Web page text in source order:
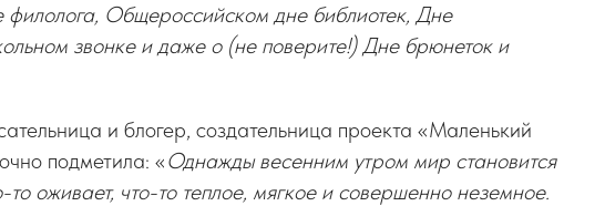
филолога, Общероссийском дне библиотек, Дне
звонке и даже о (не поверите!) Дне брюнеток и
и блогер, создательница проекта «Маленький
подметила: «Однажды весенним утром мир становится
то оживает, что-то теплое, мягкое и совершенно неземное.